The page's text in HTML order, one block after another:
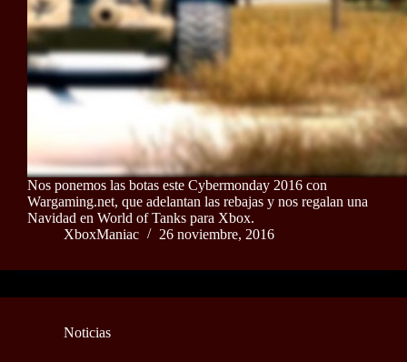
Nos ponemos las botas este Cybermonday 2016 con
Wargaming.net, que adelantan las rebajas y nos regalan una
Navidad en World of Tanks para Xbox.
XboxManiac
26 noviembre, 2016
Noticias